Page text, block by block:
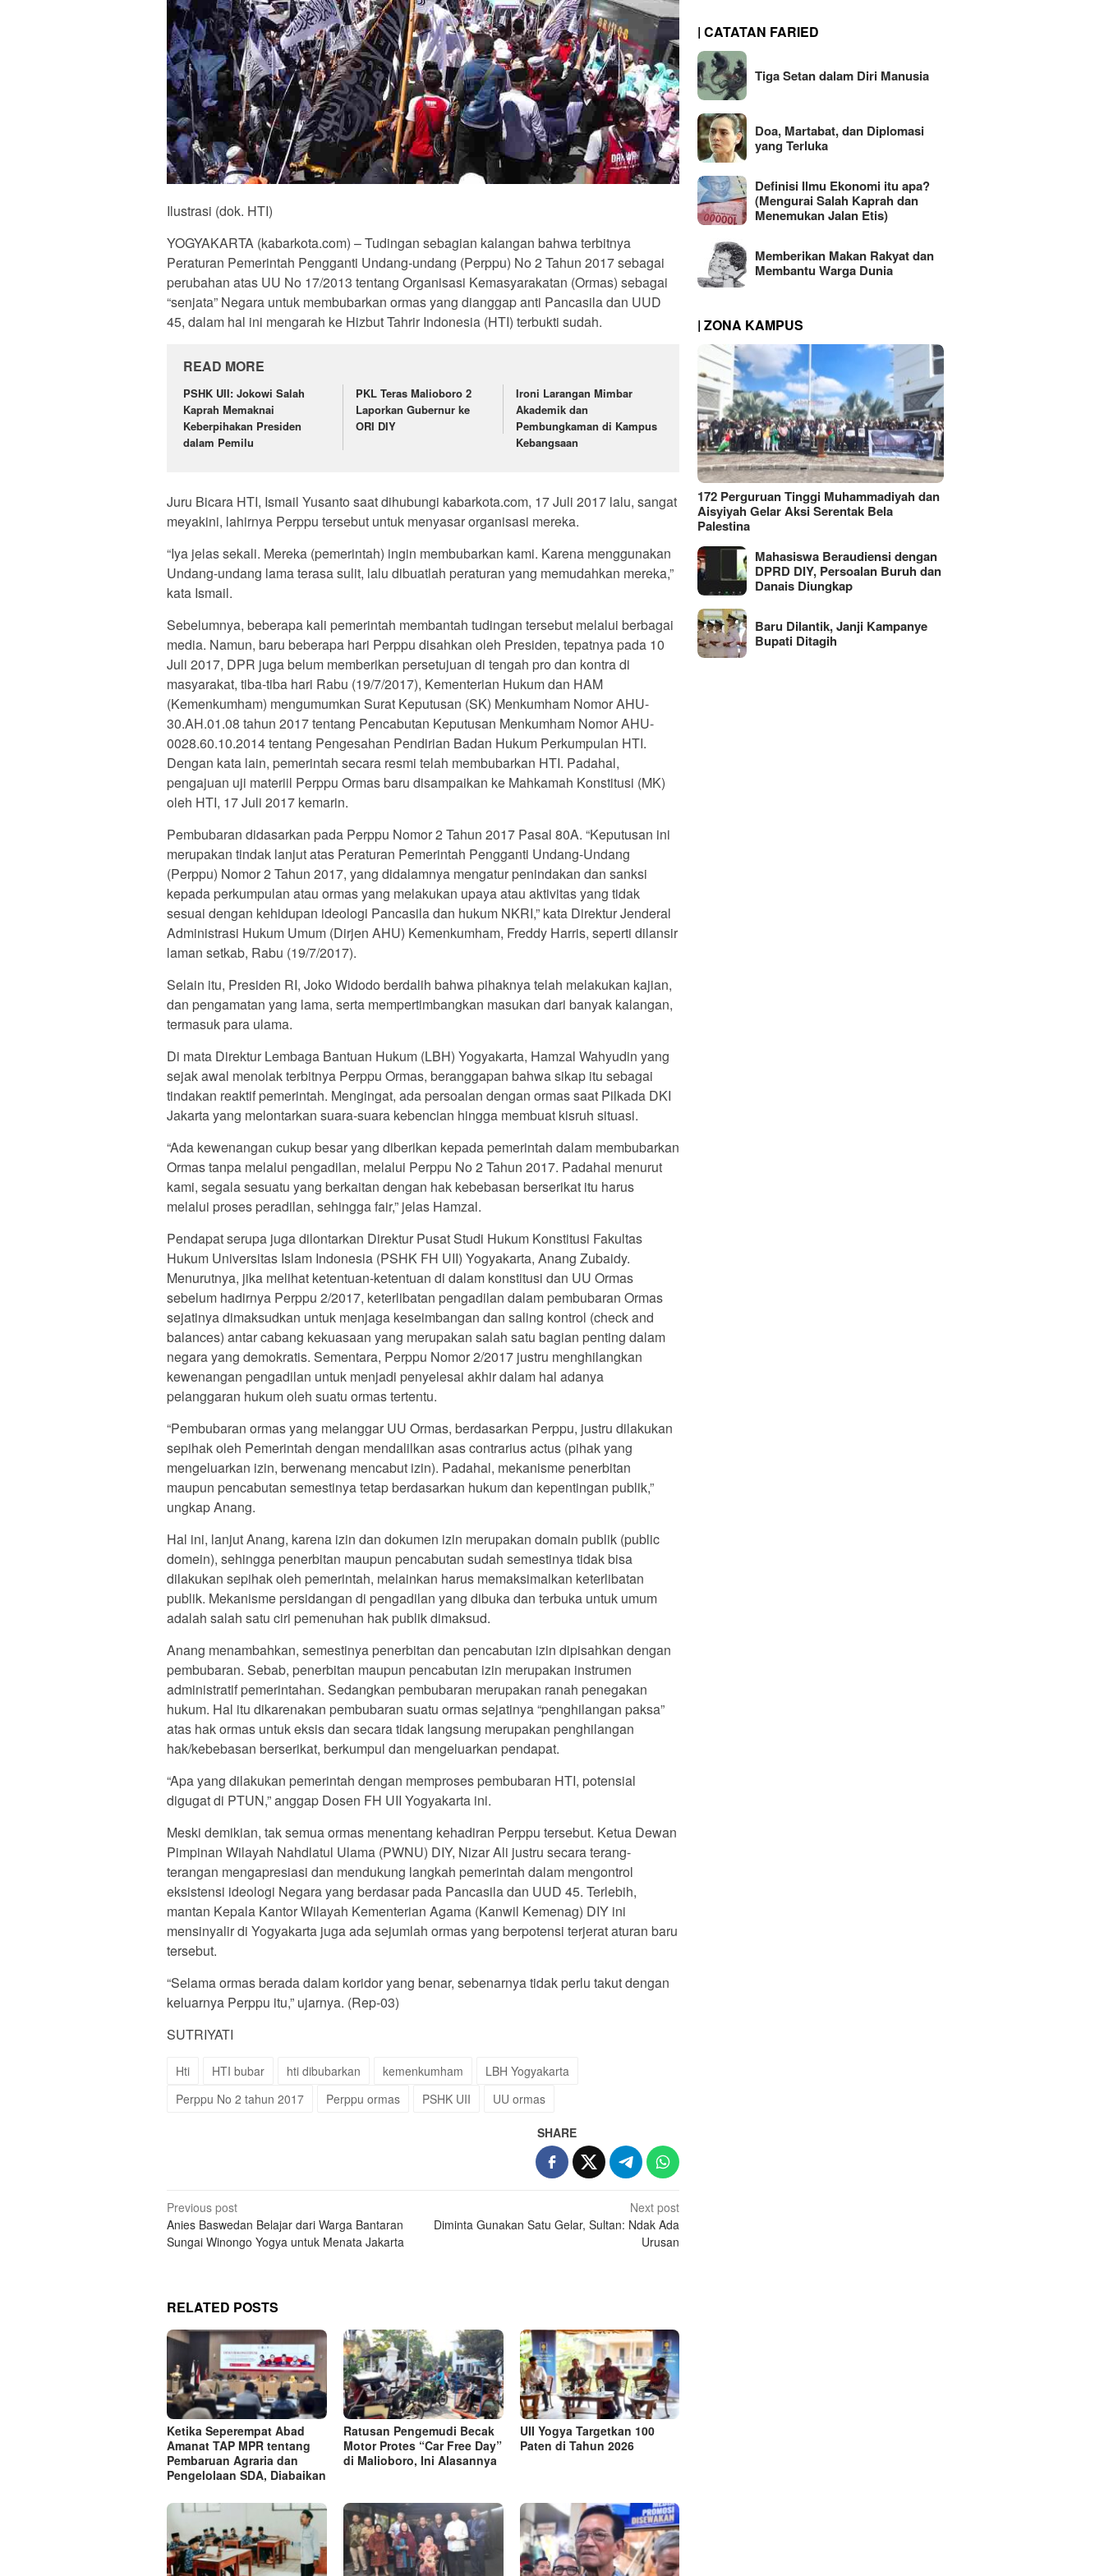
Ilustrasi (dok. HTI)
YOGYAKARTA (kabarkota.com) – Tudingan sebagian kalangan bahwa terbitnya
Peraturan Pemerintah Pengganti Undang-undang (Perppu) No 2 Tahun 2017 sebagai
perubahan atas UU No 17/2013 tentang Organisasi Kemasyarakatan (Ormas) sebagai
“senjata” Negara untuk membubarkan ormas yang dianggap anti Pancasila dan UUD
45, dalam hal ini mengarah ke Hizbut Tahrir Indonesia (HTI) terbukti sudah.
READ MORE
PSHK UII: Jokowi Salah
Kaprah Memaknai
Keberpihakan Presiden
dalam Pemilu
PKL Teras Malioboro 2
Laporkan Gubernur ke
ORI DIY
Ironi Larangan Mimbar
Akademik dan
Pembungkaman di Kampus
Kebangsaan
Juru Bicara HTI, Ismail Yusanto saat dihubungi kabarkota.com, 17 Juli 2017 lalu, sangat
meyakini, lahirnya Perppu tersebut untuk menyasar organisasi mereka.
“Iya jelas sekali. Mereka (pemerintah) ingin membubarkan kami. Karena menggunakan
Undang-undang lama terasa sulit, lalu dibuatlah peraturan yang memudahkan mereka,”
kata Ismail.
Sebelumnya, beberapa kali pemerintah membantah tudingan tersebut melalui berbagai
media. Namun, baru beberapa hari Perppu disahkan oleh Presiden, tepatnya pada 10
Juli 2017, DPR juga belum memberikan persetujuan di tengah pro dan kontra di
masyarakat, tiba-tiba hari Rabu (19/7/2017), Kementerian Hukum dan HAM
(Kemenkumham) mengumumkan Surat Keputusan (SK) Menkumham Nomor AHU-
30.AH.01.08 tahun 2017 tentang Pencabutan Keputusan Menkumham Nomor AHU-
0028.60.10.2014 tentang Pengesahan Pendirian Badan Hukum Perkumpulan HTI.
Dengan kata lain, pemerintah secara resmi telah membubarkan HTI. Padahal,
pengajuan uji materiil Perppu Ormas baru disampaikan ke Mahkamah Konstitusi (MK)
oleh HTI, 17 Juli 2017 kemarin.
Pembubaran didasarkan pada Perppu Nomor 2 Tahun 2017 Pasal 80A. “Keputusan ini
merupakan tindak lanjut atas Peraturan Pemerintah Pengganti Undang-Undang
(Perppu) Nomor 2 Tahun 2017, yang didalamnya mengatur penindakan dan sanksi
kepada perkumpulan atau ormas yang melakukan upaya atau aktivitas yang tidak
sesuai dengan kehidupan ideologi Pancasila dan hukum NKRI,” kata Direktur Jenderal
Administrasi Hukum Umum (Dirjen AHU) Kemenkumham, Freddy Harris, seperti dilansir
laman setkab, Rabu (19/7/2017).
Selain itu, Presiden RI, Joko Widodo berdalih bahwa pihaknya telah melakukan kajian,
dan pengamatan yang lama, serta mempertimbangkan masukan dari banyak kalangan,
termasuk para ulama.
Di mata Direktur Lembaga Bantuan Hukum (LBH) Yogyakarta, Hamzal Wahyudin yang
sejak awal menolak terbitnya Perppu Ormas, beranggapan bahwa sikap itu sebagai
tindakan reaktif pemerintah. Mengingat, ada persoalan dengan ormas saat Pilkada DKI
Jakarta yang melontarkan suara-suara kebencian hingga membuat kisruh situasi.
“Ada kewenangan cukup besar yang diberikan kepada pemerintah dalam membubarkan
Ormas tanpa melalui pengadilan, melalui Perppu No 2 Tahun 2017. Padahal menurut
kami, segala sesuatu yang berkaitan dengan hak kebebasan berserikat itu harus
melalui proses peradilan, sehingga fair,” jelas Hamzal.
Pendapat serupa juga dilontarkan Direktur Pusat Studi Hukum Konstitusi Fakultas
Hukum Universitas Islam Indonesia (PSHK FH UII) Yogyakarta, Anang Zubaidy.
Menurutnya, jika melihat ketentuan-ketentuan di dalam konstitusi dan UU Ormas
sebelum hadirnya Perppu 2/2017, keterlibatan pengadilan dalam pembubaran Ormas
sejatinya dimaksudkan untuk menjaga keseimbangan dan saling kontrol (check and
balances) antar cabang kekuasaan yang merupakan salah satu bagian penting dalam
negara yang demokratis. Sementara, Perppu Nomor 2/2017 justru menghilangkan
kewenangan pengadilan untuk menjadi penyelesai akhir dalam hal adanya
pelanggaran hukum oleh suatu ormas tertentu.
“Pembubaran ormas yang melanggar UU Ormas, berdasarkan Perppu, justru dilakukan
sepihak oleh Pemerintah dengan mendalilkan asas contrarius actus (pihak yang
mengeluarkan izin, berwenang mencabut izin). Padahal, mekanisme penerbitan
maupun pencabutan semestinya tetap berdasarkan hukum dan kepentingan publik,”
ungkap Anang.
Hal ini, lanjut Anang, karena izin dan dokumen izin merupakan domain publik (public
domein), sehingga penerbitan maupun pencabutan sudah semestinya tidak bisa
dilakukan sepihak oleh pemerintah, melainkan harus memaksimalkan keterlibatan
publik. Mekanisme persidangan di pengadilan yang dibuka dan terbuka untuk umum
adalah salah satu ciri pemenuhan hak publik dimaksud.
Anang menambahkan, semestinya penerbitan dan pencabutan izin dipisahkan dengan
pembubaran. Sebab, penerbitan maupun pencabutan izin merupakan instrumen
administratif pemerintahan. Sedangkan pembubaran merupakan ranah penegakan
hukum. Hal itu dikarenakan pembubaran suatu ormas sejatinya “penghilangan paksa”
atas hak ormas untuk eksis dan secara tidak langsung merupakan penghilangan
hak/kebebasan berserikat, berkumpul dan mengeluarkan pendapat.
“Apa yang dilakukan pemerintah dengan memproses pembubaran HTI, potensial
digugat di PTUN,” anggap Dosen FH UII Yogyakarta ini.
Meski demikian, tak semua ormas menentang kehadiran Perppu tersebut. Ketua Dewan
Pimpinan Wilayah Nahdlatul Ulama (PWNU) DIY, Nizar Ali justru secara terang-
terangan mengapresiasi dan mendukung langkah pemerintah dalam mengontrol
eksistensi ideologi Negara yang berdasar pada Pancasila dan UUD 45. Terlebih,
mantan Kepala Kantor Wilayah Kementerian Agama (Kanwil Kemenag) DIY ini
mensinyalir di Yogyakarta juga ada sejumlah ormas yang berpotensi terjerat aturan baru
tersebut.
“Selama ormas berada dalam koridor yang benar, sebenarnya tidak perlu takut dengan
keluarnya Perppu itu,” ujarnya. (Rep-03)
SUTRIYATI
Hti HTI bubar hti dibubarkan kemenkumham
LBH Yogyakarta
Perppu No 2 tahun 2017
Perppu ormas PSHK UII UU ormas
SHARE
Post
navigation
Previous post
Anies Baswedan Belajar dari Warga Bantaran
Sungai Winongo Yogya untuk Menata Jakarta
Next post
Diminta Gunakan Satu Gelar, Sultan: Ndak Ada
Urusan
RELATED POSTS
Ketika Seperempat Abad
Amanat TAP MPR tentang
Pembaruan Agraria dan
Pengelolaan SDA, Diabaikan
Ratusan Pengemudi Becak
Motor Protes “Car Free Day”
di Malioboro, Ini Alasannya
UII Yogya Targetkan 100
Paten di Tahun 2026
| CATATAN FARIED
Tiga Setan dalam Diri Manusia
Doa, Martabat, dan Diplomasi
yang Terluka
Definisi Ilmu Ekonomi itu apa?
(Mengurai Salah Kaprah dan
Menemukan Jalan Etis)
Memberikan Makan Rakyat dan
Membantu Warga Dunia
| ZONA KAMPUS
172 Perguruan Tinggi Muhammadiyah dan
Aisyiyah Gelar Aksi Serentak Bela
Palestina
Mahasiswa Beraudiensi dengan
DPRD DIY, Persoalan Buruh dan
Danais Diungkap
Baru Dilantik, Janji Kampanye
Bupati Ditagih